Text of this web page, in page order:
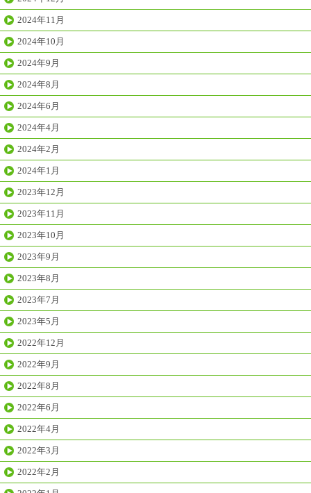
2024年11月
2024年10月
2024年9月
2024年8月
2024年6月
2024年4月
2024年2月
2024年1月
2023年12月
2023年11月
2023年10月
2023年9月
2023年8月
2023年7月
2023年5月
2022年12月
2022年9月
2022年8月
2022年6月
2022年4月
2022年3月
2022年2月